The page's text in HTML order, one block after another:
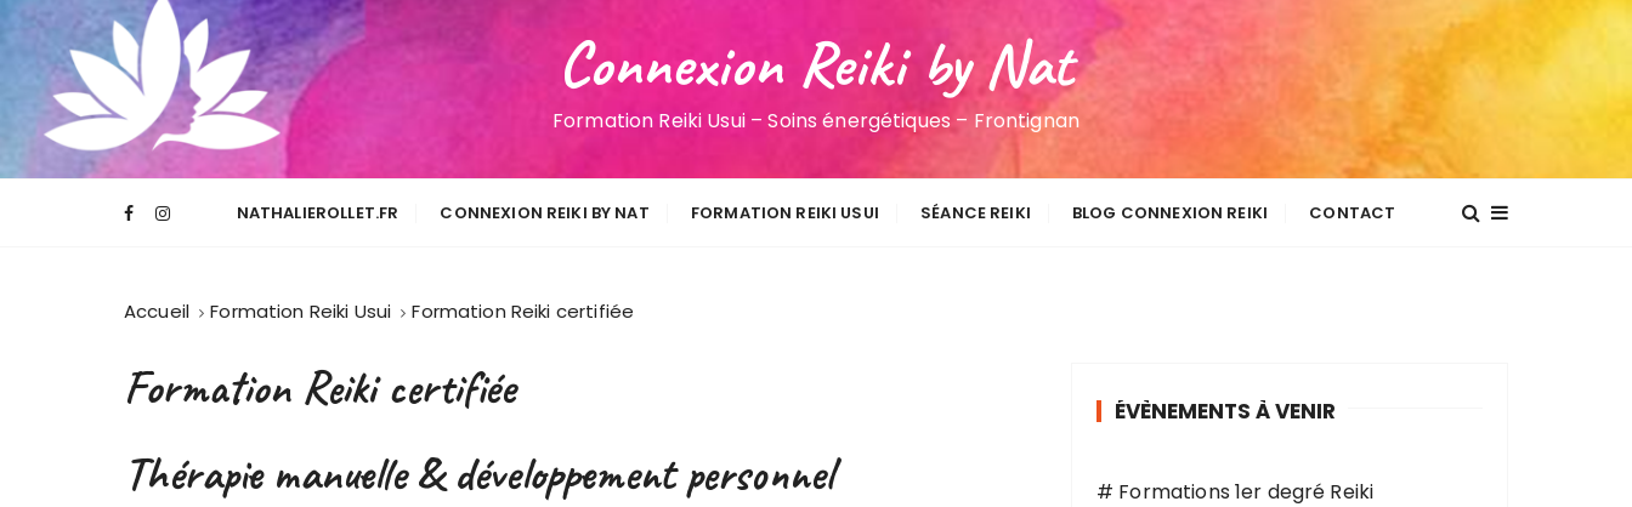
Connexion Reiki by Nat
Formation Reiki Usui – Soins énergétiques – Frontignan
NATHALIEROLLET.FR CONNEXION REIKI BY NAT FORMATION REIKI USUI SÉANCE REIKI BLOG CONNEXION REIKI CONTACT
Accueil Formation Reiki Usui Formation Reiki certifiée
Formation Reiki certifiée
Thérapie manuelle & développement personnel
ÉVÈNEMENTS À VENIR
# Formations 1er degré Reiki